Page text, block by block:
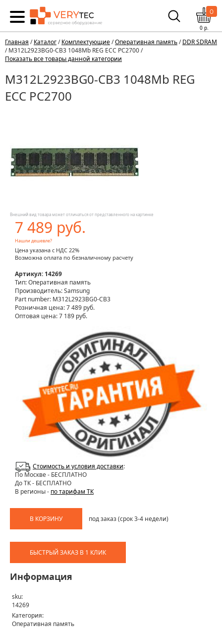
0
0р.
Главная /Каталог/Комплектующие/Оперативная память/DDR SDRAM
/ M312L2923BG0-CB3 1048Mb REG ECC PC2700 /
Показать все товары данной категории
M312L2923BG0-CB3 1048Mb REG
ECC PC2700
Внешний вид товара может отличаться от представленного на картинке
7 489 руб.
Нашли дешевле?
Цена указана с НДС 22%
Возможна оплата по безналичному расчету
Артикул: 14269
Тип: Оперативная память
Производитель: Samsung
Part number: M312L2923BG0-CB3
Розничная цена:7 489 руб.
Оптовая цена: 7 189 руб.
Стоимость и условия доставки:
По Москве- БЕСПЛАТНО
До ТК - БЕСПЛАТНО
В регионы - по тарифам ТК
В КОРЗИНУ под заказ (срок 3-4 недели)
БЫСТРЫЙ ЗАКАЗ В 1 КЛИК
Информация
sku:
14269
Категория:
Оперативная память